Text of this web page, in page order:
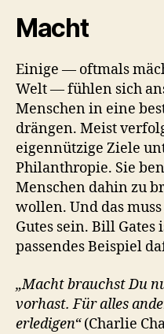
Macht
Einige — oftmals
Welt — fühlen sich
Menschen in eine
drängen. Meist
eigennützige Ziele
Philanthropie. Sie
Menschen dahin zu
wollen. Und das
Gutes sein. Bill
passendes Beispiel
„Macht brauchst Du
vorhast. Für alles
erledigen“(Charlie